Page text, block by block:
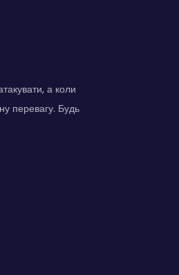
а коли
перевагу. Будь